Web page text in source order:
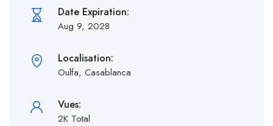
Date Expiration:
Aug 9, 2028
Localisation:
Oulfa, Casablanca
Vues:
2K Total